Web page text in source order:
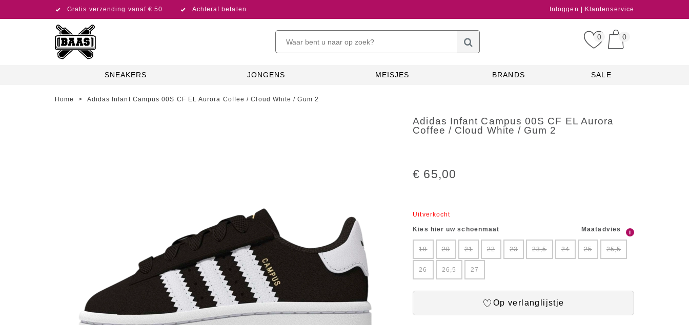
Gratis verzending vanaf € 50 Achteraf betalen Inloggen Klantenservice
0 0
SNEAKERS JONGENS MEISJES BRANDS SALE
Home > Adidas Infant Campus 00S CF EL Aurora Coffee / Cloud White / Gum 2
Adidas Infant Campus 00S CF EL Aurora
Coffee / Cloud White / Gum 2
€ 65,00
Uitverkocht
Kies hier uw schoenmaat Maatadvies i
19 20 21 22 23 23,5 24 25 25,5
26 26,5 27
Op verlanglijstje